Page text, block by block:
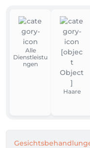
berücksichtige,
50% Ausfallgebühr
Nichterscheinen
100% Ausfallgebühr
Ihr MASSARI Team
Alle
Dienstleistu
ngen
Haare